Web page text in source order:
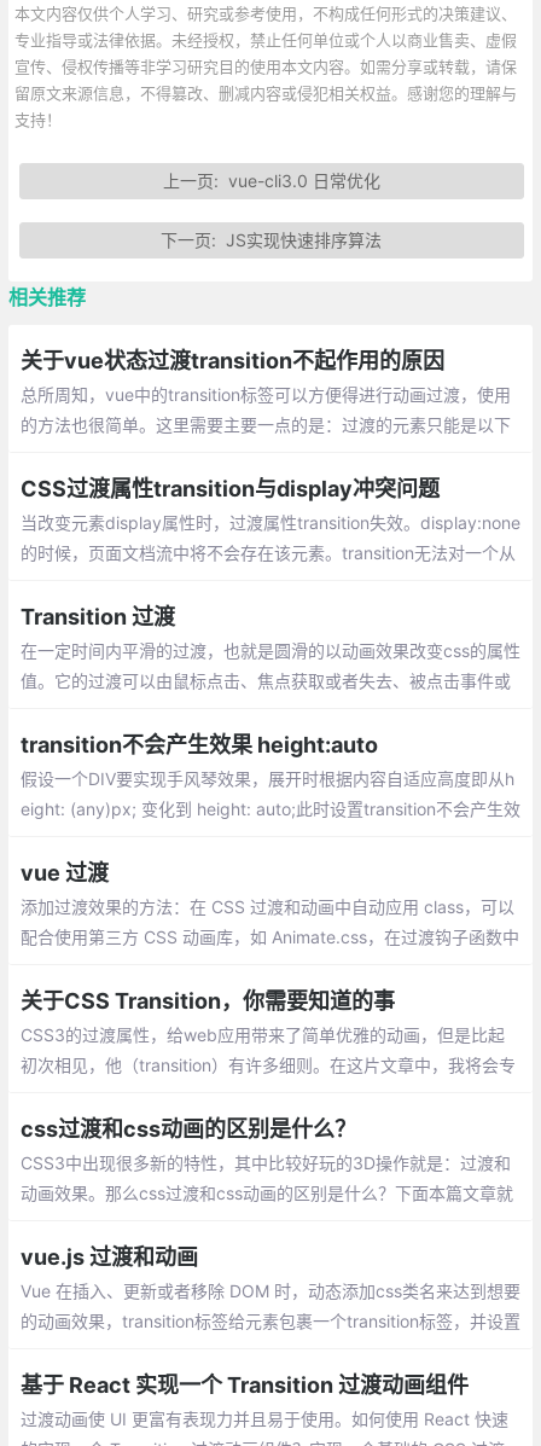
本文内容仅供个人学习、研究或参考使用，不构成任何形式的决策建议、
专业指导或法律依据。未经授权，禁止任何单位或个人以商业售卖、虚假
宣传、侵权传播等非学习研究目的使用本文内容。如需分享或转载，请保
留原文来源信息，不得篡改、删减内容或侵犯相关权益。感谢您的理解与
支持！
上一页: vue-cli3.0 日常优化
下一页:JS实现快速排序算法
相关推荐
关于vue状态过渡transition不起作用的原因
总所周知，vue中的transition标签可以方便得进行动画过渡，使用
的方法也很简单。这里需要主要一点的是：过渡的元素只能是以下
CSS过渡属性transition与display冲突问题
当改变元素display属性时，过渡属性transition失效。display:none
的时候，页面文档流中将不会存在该元素。transition无法对一个从
Transition 过渡
在一定时间内平滑的过渡，也就是圆滑的以动画效果改变css的属性
值。它的过渡可以由鼠标点击、焦点获取或者失去、被点击事件或
transition不会产生效果 height:auto
假设一个DIV要实现手风琴效果，展开时根据内容自适应高度即从h
eight: (any)px; 变化到 height: auto;此时设置transition不会产生效
vue 过渡
添加过渡效果的方法：在 CSS 过渡和动画中自动应用 class，可以
配合使用第三方 CSS 动画库，如 Animate.css，在过渡钩子函数中
t 动画库，如 Velocity.js
关于CSS Transition，你需要知道的事
CSS3的过渡属性，给web应用带来了简单优雅的动画，但是比起
初次相见，他（transition）有许多细则。在这片文章中，我将会专
硬件加速和动画函数。
css过渡和css动画的区别是什么？
CSS3中出现很多新的特性，其中比较好玩的3D操作就是：过渡和
动画效果。那么css过渡和css动画的区别是什么？下面本篇文章就
助。
vue.js 过渡和动画
Vue 在插入、更新或者移除 DOM 时，动态添加css类名来达到想要
的动画效果，transition标签给元素包裹一个transition标签，并设置
基于 React 实现一个 Transition 过渡动画组件
过渡动画使 UI 更富有表现力并且易于使用。如何使用 React 快速